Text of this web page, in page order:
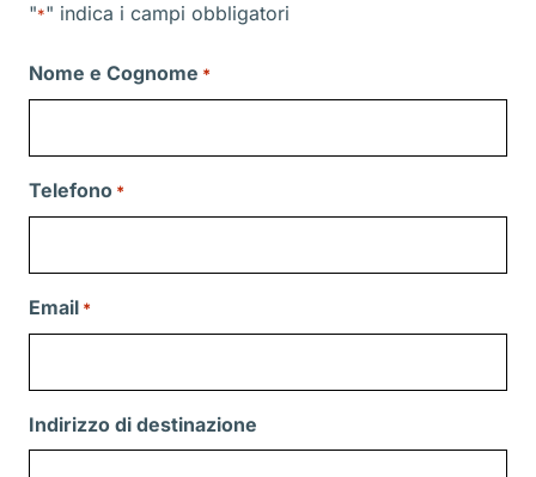
"*" indica i campi obbligatori
Nome e Cognome *
Telefono *
Email *
Indirizzo di destinazione